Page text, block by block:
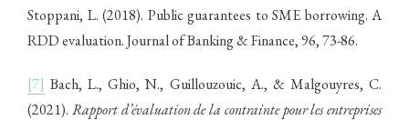
Stoppani, L. (2018). Public guarantees to SME borrowing. A
RDD evaluation. Journal of Banking & Finance, 96, 73-86.
[7] Bach, L., Ghio, N., Guillouzouic, A., & Malgouyres, C.
(2021). Rapport d’évaluation de la contrainte pour les entreprises